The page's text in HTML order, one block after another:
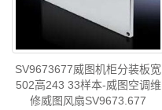
SV9673677威图机柜分装板宽
502高243 33样本-威图空调维
修威图风扇SV9673.677